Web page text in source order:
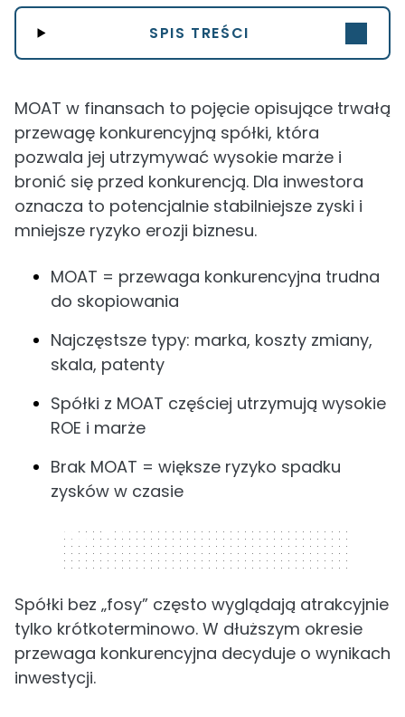
SPIS TREŚCI
MOAT w finansach to pojęcie opisujące trwałą
przewagę konkurencyjną spółki, która
pozwala jej utrzymywać wysokie marże i
bronić się przed konkurencją. Dla inwestora
oznacza to potencjalnie stabilniejsze zyski i
mniejsze ryzyko erozji biznesu.
MOAT = przewaga konkurencyjna trudna
do skopiowania
Najczęstsze typy: marka, koszty zmiany,
skala, patenty
Spółki z MOAT częściej utrzymują wysokie
ROE i marże
Brak MOAT = większe ryzyko spadku
zysków w czasie
320 x 50
Spółki bez „fosy” często wyglądają atrakcyjnie
tylko krótkoterminowo. W dłuższym okresie
przewaga konkurencyjna decyduje o wynikach
inwestycji.